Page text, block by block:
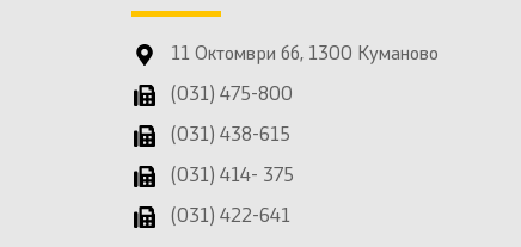
11 Октомври бб, 1300 Куманово
(031) 475-800
(031) 438-615
(031) 414- 375
(031) 422-641